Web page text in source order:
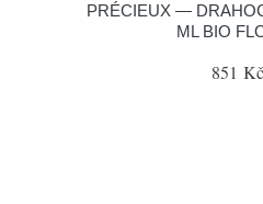
PRÉCIEUX —
ML BIO
851 Kč